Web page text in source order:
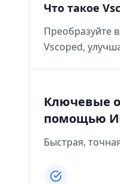
Что такое
Преобразуйте
Vscoped,
Ключевые
помощью
Быстрая,